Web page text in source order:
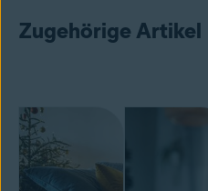
Zugehörige Artikel